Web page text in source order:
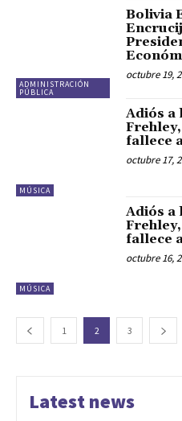
ADMINISTRACIÓN
PÚBLICA
Bolivia
octubre 19,
MÚSICA
Adiós a
fallece
octubre 17,
MÚSICA
Adiós a
fallece
octubre 16,
1 2 3
Latest news